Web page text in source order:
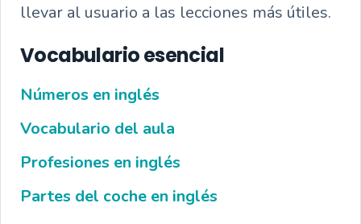
llevar al usuario a las lecciones más útiles.
Vocabulario esencial
Números en inglés
Vocabulario del aula
Profesiones en inglés
Partes del coche en inglés